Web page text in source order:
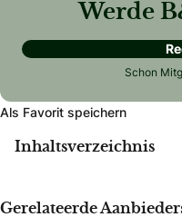
Werde
Schon
Als Favorit speichern
Inhaltsverzeichnis
Gerelateerde